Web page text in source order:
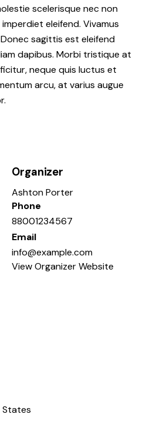
scelerisque nec non
eleifend. Vivamus
sagittis est eleifend
dapibus. Morbi tristique at
neque quis luctus et
arcu, at varius augue
Organizer
Ashton Porter
Phone
88001234567
Email
info@example.com
View Organizer Website
States